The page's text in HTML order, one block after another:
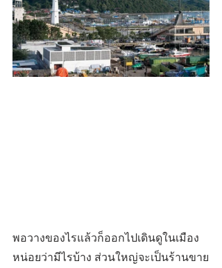
พอวางของไรแล้วก็ออกไปเดินดูในเมือง
หน่อยว่ามีไรบ้าง ส่วนใหญ่จะเป็นร้านขาย